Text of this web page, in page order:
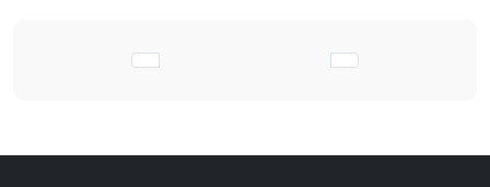
上一篇文章: 你还在为实验室化学品试剂智
下一篇文章: 浅谈